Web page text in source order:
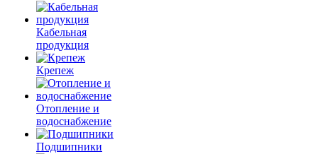
Кабельная
продукция
Крепеж
Отопление и
водоснабжение
Подшипники